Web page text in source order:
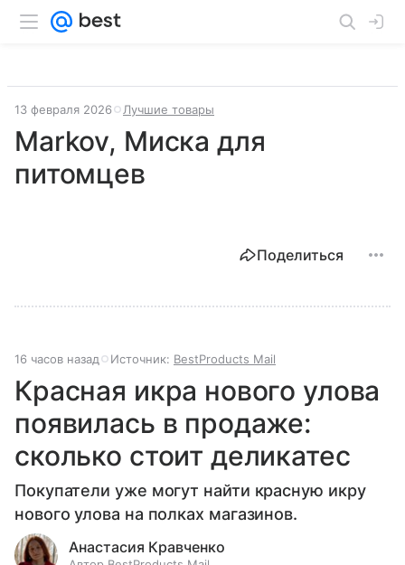
13 февраля 2026 Лучшие товары
Markov, Миска для
питомцев
Поделиться
16 часов назад Источник: BestProducts Mail
Красная икра нового улова
появилась в продаже:
сколько стоит деликатес
Покупатели уже могут найти красную икру
нового улова на полках магазинов.
Анастасия Кравченко